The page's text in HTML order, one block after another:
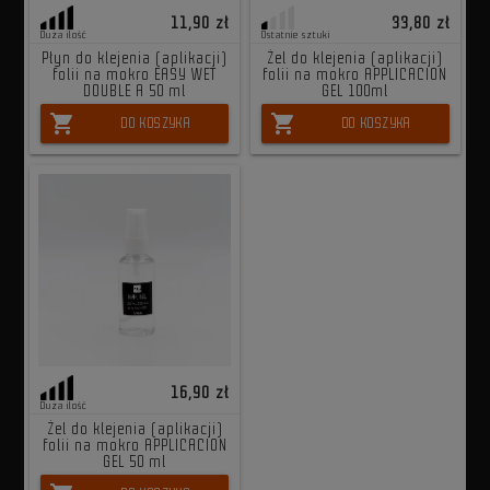
Duża ilość
11,90 zł
Płyn do klejenia (aplikacji)
folii na mokro EASY WET
DOUBLE A 50 ml
shopping_cart DO KOSZYKA
Ostatnie sztuki
33,80 zł
Żel do klejenia (aplikacji)
folii na mokro APPLICACION
GEL 100ml
shopping_cart DO KOSZYKA
Duża ilość
16,90 zł
Żel do klejenia (aplikacji)
folii na mokro APPLICACION
GEL 50 ml